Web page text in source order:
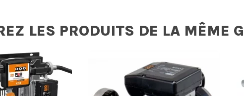
LES PRODUITS DE LA MÊME